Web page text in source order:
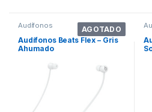
AGOTADO
Audífonos
Audífonos Beats Flex – Gris
Ahumado